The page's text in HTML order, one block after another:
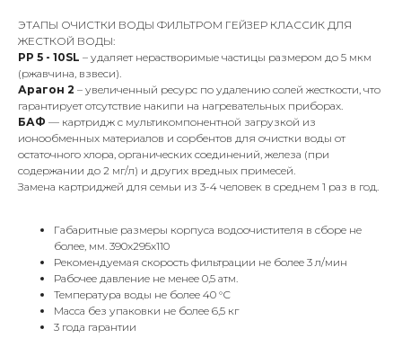
ЭТАПЫ ОЧИСТКИ ВОДЫ ФИЛЬТРОМ ГЕЙЗЕР КЛАССИК ДЛЯ
ЖЕСТКОЙ ВОДЫ:
РР 5 - 10SL – удаляет нерастворимые частицы размером до 5 мкм
(ржавчина, взвеси).
Арагон 2 – увеличенный ресурс по удалению солей жесткости, что
гарантирует отсутствие накипи на нагревательных приборах.
БАФ — картридж с мультикомпонентной загрузкой из
ионообменных материалов и сорбентов для очистки воды от
остаточного хлора, органических соединений, железа (при
содержании до 2 мг/л) и других вредных примесей.
Замена картриджей для семьи из 3-4 человек в среднем 1 раз в год.
Габаритные размеры корпуса водоочистителя в сборе не
более, мм. 390x295x110
Рекомендуемая скорость фильтрации не более 3 л/мин
Рабочее давление не менее 0,5 атм.
Температура воды не более 40 °С
Масса без упаковки не более 6,5 кг
3 года гарантии